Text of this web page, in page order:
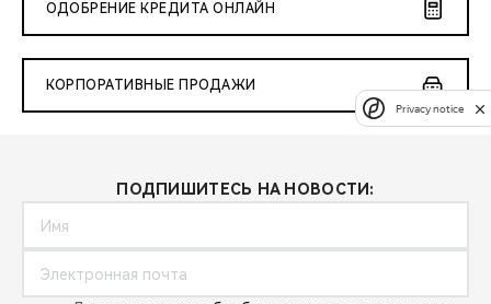
ОДОБРЕНИЕ КРЕДИТА ОНЛАЙН
КОРПОРАТИВНЫЕ ПРОДАЖИ
ПОДПИШИТЕСЬ НА НОВОСТИ:
Privacy notice